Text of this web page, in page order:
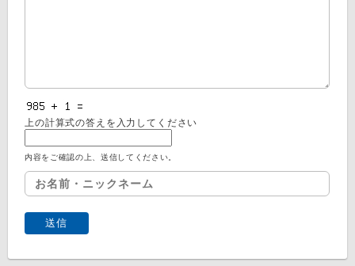
上の計算式の答えを入力してください
内容をご確認の上、送信してください。